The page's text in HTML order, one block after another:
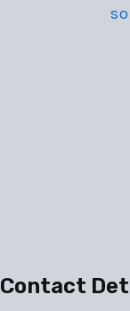
Contact